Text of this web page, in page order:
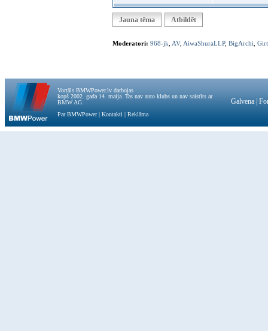
Jauna tēma Atbildēt
Moderatori: 968-jk AV, AiwaShuraLLP, BigArchi
Vortāls BMWPower.lv darbojas
kopš 2002. gada 14. maija. Tas nav auto klubs un nav saistīts ar
BMW AG.
Par BMWPower| Kontakti | Reklāma
Galvena